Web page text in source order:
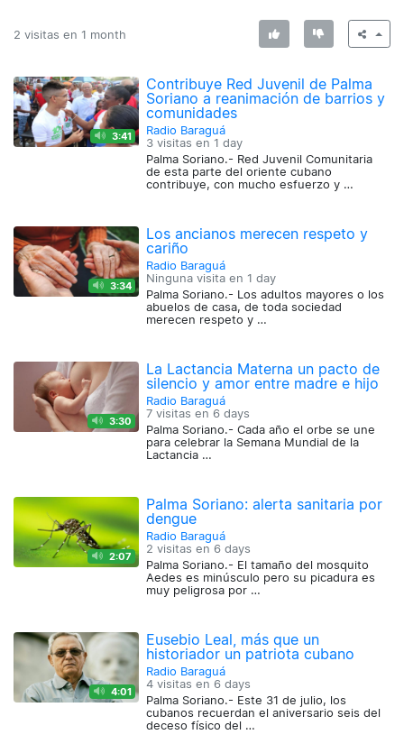
2 visitas en 1 month
3:41
Contribuye Red Juvenil de Palma
Soriano a reanimación de barrios y
comunidades
Radio Baraguá
3 visitas en 1 day
Palma Soriano.- Red Juvenil Comunitaria
de esta parte del oriente cubano
contribuye, con mucho esfuerzo y …
3:34
Los ancianos merecen respeto y
cariño
Radio Baraguá
Ninguna visita en 1 day
Palma Soriano.- Los adultos mayores o los
abuelos de casa, de toda sociedad
merecen respeto y …
3:30
La Lactancia Materna un pacto de
silencio y amor entre madre e hijo
Radio Baraguá
7 visitas en 6 days
Palma Soriano.- Cada año el orbe se une
para celebrar la Semana Mundial de la
Lactancia …
2:07
Palma Soriano: alerta sanitaria por
dengue
Radio Baraguá
2 visitas en 6 days
Palma Soriano.- El tamaño del mosquito
Aedes es minúsculo pero su picadura es
muy peligrosa por …
4:01
Eusebio Leal, más que un
historiador un patriota cubano
Radio Baraguá
4 visitas en 6 days
Palma Soriano.- Este 31 de julio, los
cubanos recuerdan el aniversario seis del
deceso físico del …